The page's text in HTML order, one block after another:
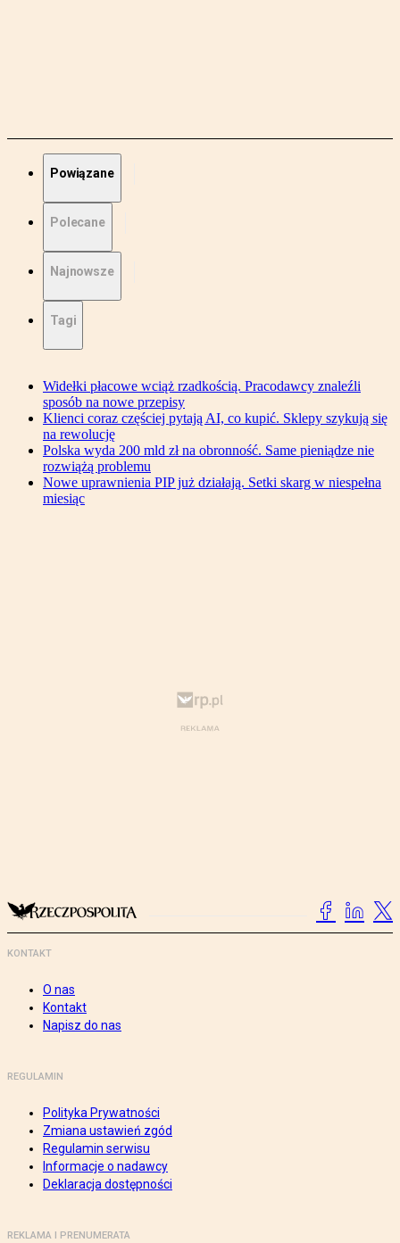
Powiązane
Polecane
Najnowsze
Tagi
Widełki płacowe wciąż rzadkością. Pracodawcy znaleźli
sposób na nowe przepisy
Klienci coraz częściej pytają AI, co kupić. Sklepy szykują się
na rewolucję
Polska wyda 200 mld zł na obronność. Same pieniądze nie
rozwiążą problemu
Nowe uprawnienia PIP już działają. Setki skarg w niespełna
miesiąc
KONTAKT
O nas
Kontakt
Napisz do nas
REGULAMIN
Polityka Prywatności
Zmiana ustawień zgód
Regulamin serwisu
Informacje o nadawcy
Deklaracja dostępności
REKLAMA I PRENUMERATA